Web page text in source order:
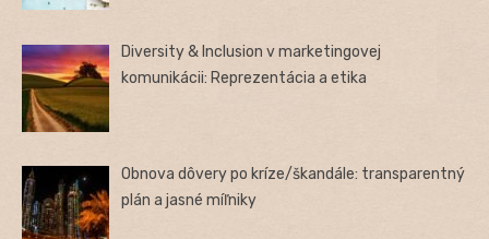
Diversity & Inclusion v marketingovej
komunikácii: Reprezentácia a etika
Obnova dôvery po kríze/škandále: transparentný
plán a jasné míľniky